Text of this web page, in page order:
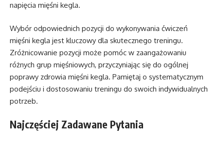
napięcia mięśni kegla.
Wybór odpowiednich pozycji do wykonywania ćwiczeń
mięśni kegla jest kluczowy dla skutecznego treningu.
Zróżnicowanie pozycji może pomóc w zaangażowaniu
różnych grup mięśniowych, przyczyniając się do ogólnej
poprawy zdrowia mięśni kegla. Pamiętaj o systematycznym
podejściu i dostosowaniu treningu do swoich indywidualnych
potrzeb.
Najczęściej Zadawane Pytania